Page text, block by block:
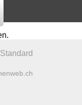
Standard